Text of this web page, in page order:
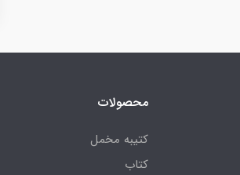
محصولات
کتیبه مخمل
کتاب